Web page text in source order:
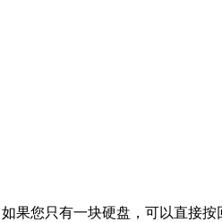
果您只有一块硬盘，可以直接